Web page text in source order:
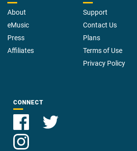
About
eMusic
Press
Affiliates
Support
Contact Us
Plans
Terms of Use
Privacy Policy
CONNECT